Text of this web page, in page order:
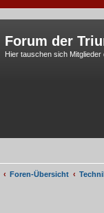
Forum der
Hier tauschen sich
Foren-Übersicht